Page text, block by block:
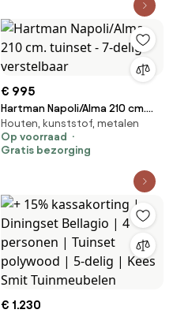
€ 995
Hartman Napoli/Alma 210 cm.
tuinset - 7-delig verstelbaar
Houten, kunststof, metalen
Op voorraad
Gratis bezorging
€ 1.230